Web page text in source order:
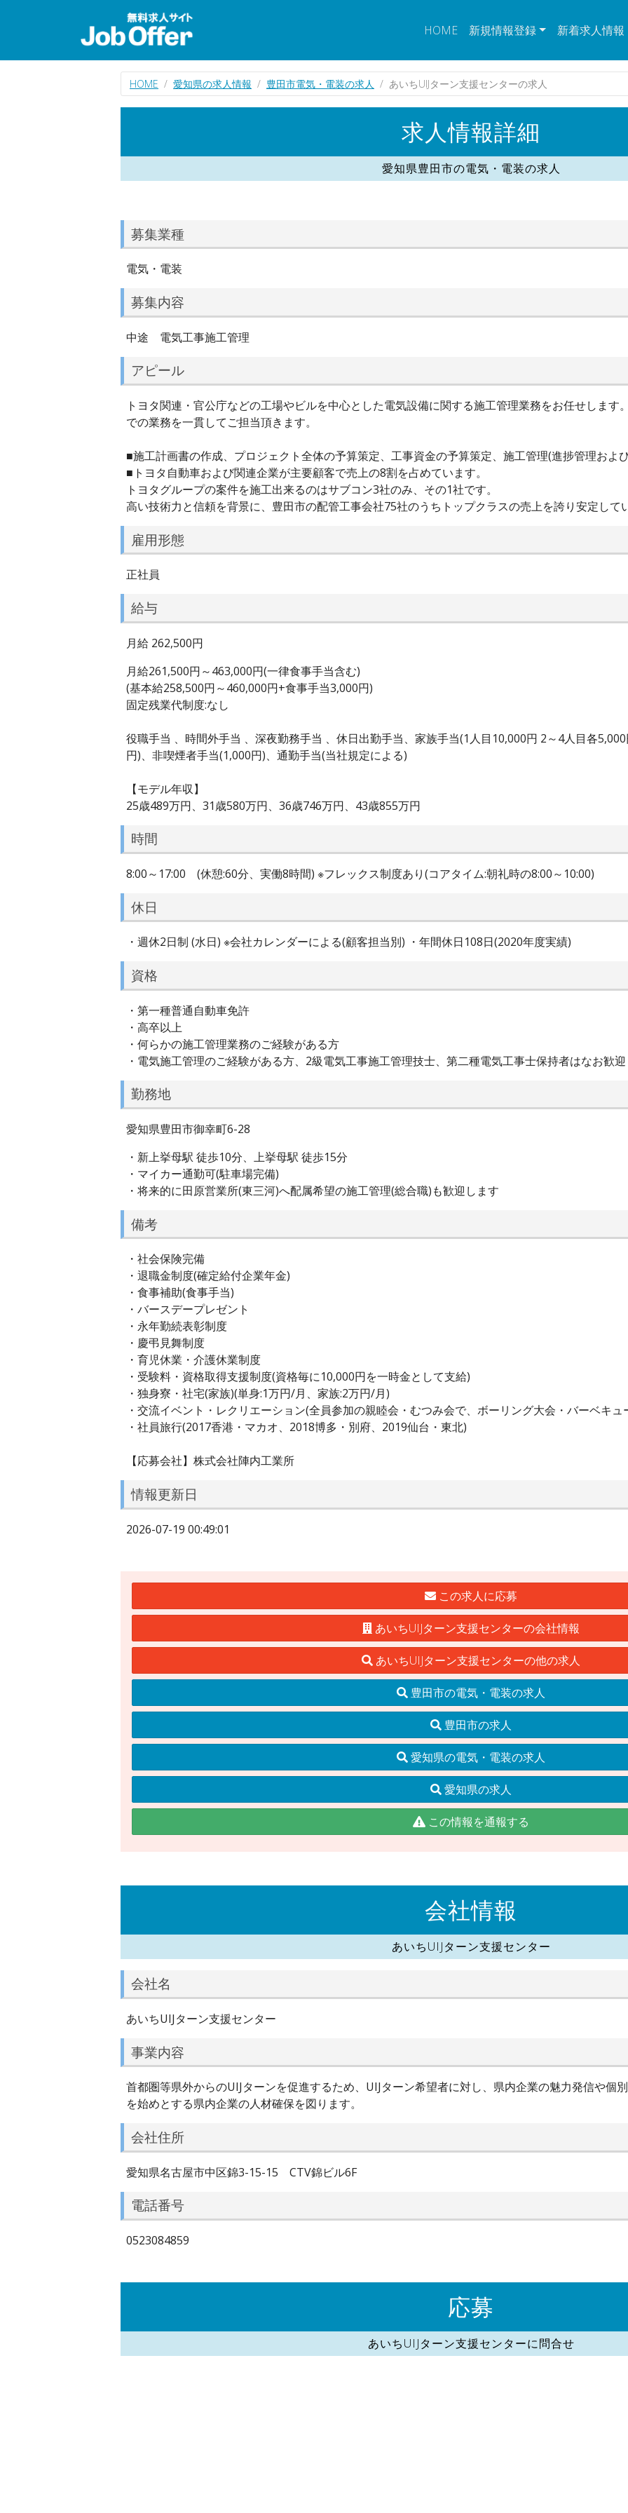
HOME 新規情報登録 新着求人情報
HOME 愛知県の求人情報 豊田市電気・電装の求人 あいちUIJターン支援センターの求人
求人情報詳細
愛知県豊田市の電気・電装の求人
募集業種
電気・電装
募集内容
中途 電気工事施工管理
アピール
トヨタ関連・官公庁などの工場やビルを中心とした電気設備に関する施工管理業務をお任せします
での業務を一貫してご担当頂きます。
■施工計画書の作成、プロジェクト全体の予算策定、工事資金の予算策定、施工管理(進捗管理およ
■トヨタ自動車および関連企業が主要顧客で売上の8割を占めています。
トヨタグループの案件を施工出来るのはサブコン3社のみ、その1社です。
高い技術力と信頼を背景に、豊田市の配管工事会社75社のうちトップクラスの売上を誇り安定して
雇用形態
正社員
給与
月給 262,500円
月給261,500円～463,000円(一律食事手当含む)
(基本給258,500円～460,000円+食事手当3,000円)
固定残業代制度:なし
役職手当 、時間外手当 、深夜勤務手当 、休日出勤手当、家族手当(1人目10,000円 2～4人目各
円)、非喫煙者手当(1,000円)、通勤手当(当社規定による)
【モデル年収】
25歳489万円、31歳580万円、36歳746万円、43歳855万円
時間
8:00～17:00 (休憩:60分、実働8時間) ※フレックス制度あり(コアタイム:朝礼時の8:00～10:00)
休日
・週休2日制 (水日) ※会社カレンダーによる(顧客担当別) ・年間休日108日(2020年度実績)
資格
・第一種普通自動車免許
・高卒以上
・何らかの施工管理業務のご経験がある方
・電気施工管理のご経験がある方、2級電気工事施工管理技士、第二種電気工事士保持者はなお歓迎
勤務地
愛知県豊田市御幸町6-28
・新上挙母駅 徒歩10分、上挙母駅 徒歩15分
・マイカー通勤可(駐車場完備)
・将来的に田原営業所(東三河)へ配属希望の施工管理(総合職)も歓迎します
備考
・社会保険完備
・退職金制度(確定給付企業年金)
・食事補助(食事手当)
・バースデープレゼント
・永年勤続表彰制度
・慶弔見舞制度
・育児休業・介護休業制度
・受験料・資格取得支援制度(資格毎に10,000円を一時金として支給)
・独身寮・社宅(家族)(単身:1万円/月、家族:2万円/月)
・交流イベント・レクリエーション(全員参加の親睦会・むつみ会で、ボーリング大会・バーベキュ
・社員旅行(2017香港・マカオ、2018博多・別府、2019仙台・東北)
【応募会社】株式会社陣内工業所
情報更新日
2026-07-19 00:49:01
この求人に応募
あいちUIJターン支援センターの会社情報
あいちUIJターン支援センターの他の求人
豊田市の電気・電装の求人
豊田市の求人
愛知県の電気・電装の求人
愛知県の求人
この情報を通報する
会社情報
あいちUIJターン支援センター
会社名
あいちUIJターン支援センター
事業内容
首都圏等県外からのUIJターンを促進するため、UIJターン希望者に対し、県内企業の魅力発信や個
を始めとする県内企業の人材確保を図ります。
会社住所
愛知県名古屋市中区錦3-15-15 CTV錦ビル6F
電話番号
0523084859
応募
あいちUIJターン支援センターに問合せ